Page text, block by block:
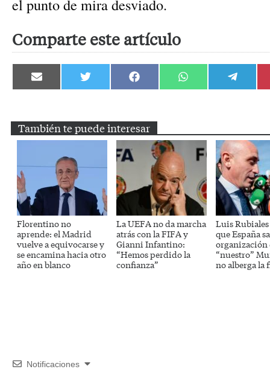
el punto de mira desviado.
Comparte este artículo
Compartir
en
Compartir
en
Compartir
en
Compartir
en
Compartir
en
También te puede interesar
Florentino no
aprende: el Madrid
vuelve a equivocarse y
se encamina hacia otro
año en blanco
La UEFA no da marcha
atrás con la FIFA y
Gianni Infantino:
“Hemos perdido la
confianza”
Luis
que España
organización
“nuestro”
no alberga la
Notificaciones